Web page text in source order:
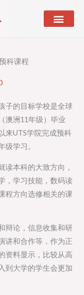
科课程
子的目标学校是全球
澳洲11年级）毕业
来UTS学院完成预科
级学习。
读本科的大致方向，
，学习技能，数码读
程方向选修相关的课
辩论，信息收集和研
讲和合作等，作为正
资料显示，比较从高
到大学的学生会更加